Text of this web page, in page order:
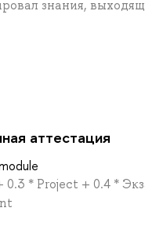
знания,
аттестация
* Project + 0.4 *